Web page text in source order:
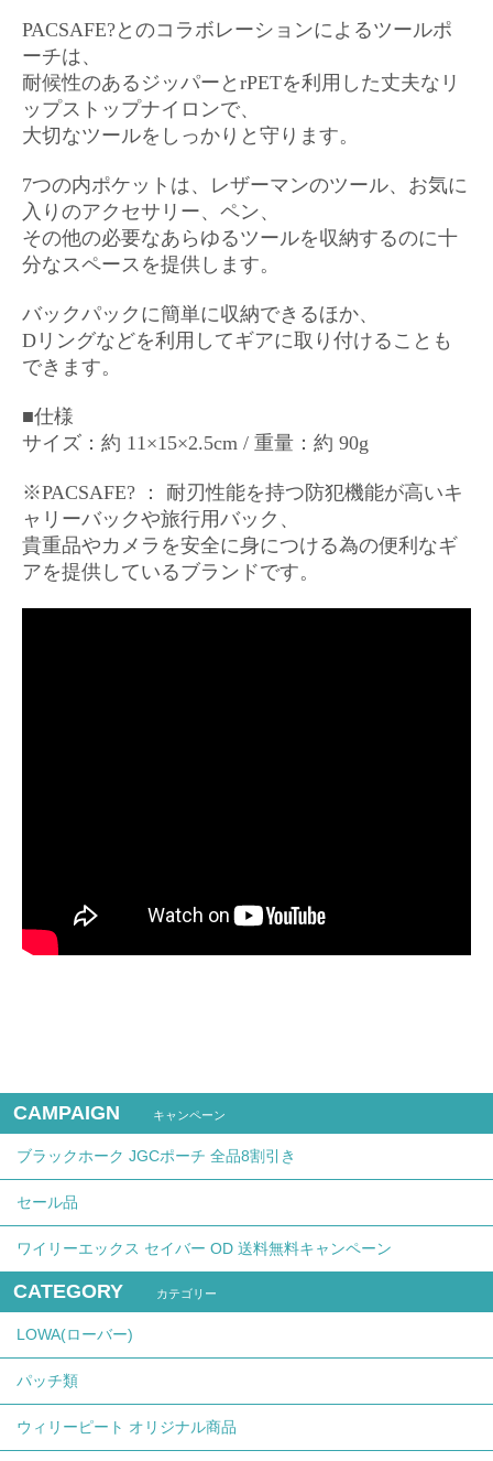
PACSAFE?とのコラボレーションによるツールポ
ーチは、
耐候性のあるジッパーとrPETを利用した丈夫なリ
ップストップナイロンで、
大切なツールをしっかりと守ります。
7つの内ポケットは、レザーマンのツール、お気に
入りのアクセサリー、ペン、
その他の必要なあらゆるツールを収納するのに十
分なスペースを提供します。
バックパックに簡単に収納できるほか、
Dリングなどを利用してギアに取り付けることも
できます。
■仕様
サイズ：約 11×15×2.5cm / 重量：約 90g
※PACSAFE? ： 耐刃性能を持つ防犯機能が高いキ
ャリーバックや旅行用バック、
貴重品やカメラを安全に身につける為の便利なギ
アを提供しているブランドです。
CAMPAIGN キャンペーン
ブラックホーク JGCポーチ 全品8割引き
セール品
ワイリーエックス セイバー OD 送料無料キャンペーン
CATEGORY カテゴリー
LOWA(ローバー)
パッチ類
ウィリーピート オリジナル商品